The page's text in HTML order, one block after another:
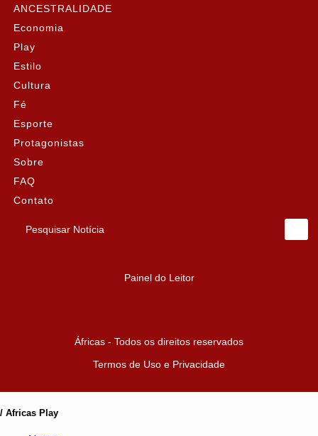
ANCESTRALIDADE
Economia
Play
Estilo
Cultura
Fé
Esporte
Protagonistas
Sobre
FAQ
Contato
Pesquisar Notícia
Painel do Leitor
Áfricas - Todos os direitos reservados
Termos de Uso e Privacidade
/ Africas Play